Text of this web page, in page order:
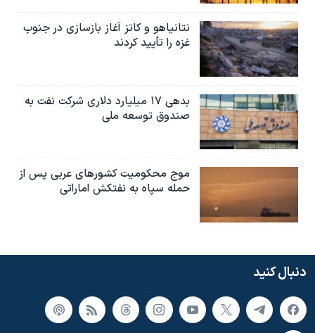
نتانیاهو و کاتز آغاز بازسازی در جنوب
غزه را تأیید کردند
بدهی ۱۷ میلیارد دلاری شرکت نفت به
صندوق توسعه ملی
موج محکومیت کشورهای عربی پس از
حمله سپاه به نفتکش اماراتی
دنبال کنید